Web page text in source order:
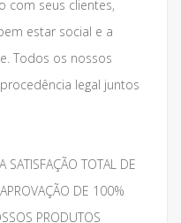
com seus clientes,
estar social e a
Todos os nossos
legal juntos
SATISFAÇÃO TOTAL DE
DE 100%
PRODUTOS